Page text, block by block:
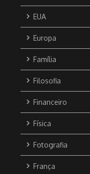
EUA
Europa
Família
Filosofia
Financeiro
Física
Fotografia
França